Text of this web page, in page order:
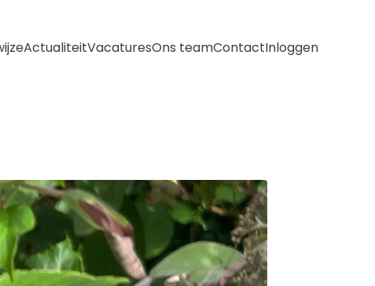
ActualiteitVacaturesOns teamContactInloggen